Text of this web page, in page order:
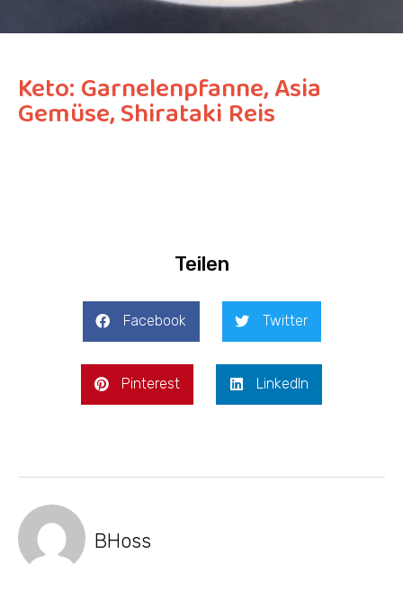
Keto: Garnelenpfanne, Asia
Gemüse, Shirataki Reis
Teilen
Facebook Twitter
Pinterest LinkedIn
BHoss